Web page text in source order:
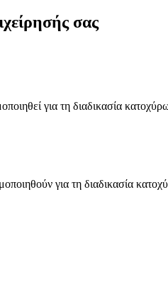
σας
για τη διαδικασία
για τη διαδικασία